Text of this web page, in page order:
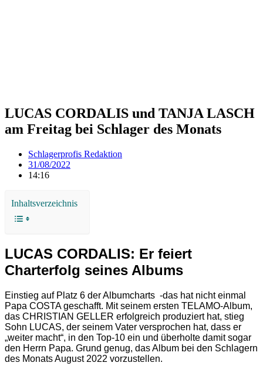
LUCAS CORDALIS und TANJA LASCH
am Freitag bei Schlager des Monats
Schlagerprofis Redaktion
31/08/2022
14:16
Inhaltsverzeichnis
LUCAS CORDALIS: Er feiert
Charterfolg seines Albums
Einstieg auf Platz 6 der Albumcharts -das hat nicht einmal
Papa COSTA geschafft. Mit seinem ersten TELAMO-Album,
das CHRISTIAN GELLER erfolgreich produziert hat, stieg
Sohn LUCAS, der seinem Vater versprochen hat, dass er
„weiter macht“, in den Top-10 ein und überholte damit sogar
den Herrn Papa. Grund genug, das Album bei den Schlagern
des Monats August 2022 vorzustellen.